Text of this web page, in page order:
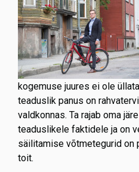
kogemuse juures ei ole
teaduslik panus on
valdkonnas. Ta rajab oma
teaduslikele faktidele ja on
säilitamise võtmetegurid on
toit.